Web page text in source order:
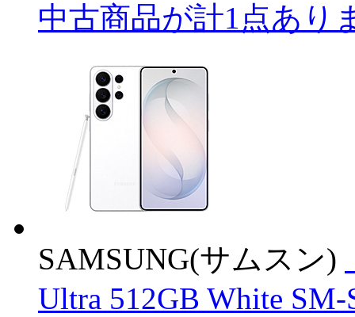
中古商品が計1点あり
SAMSUNG(サムスン)
Ultra 512GB White SM-